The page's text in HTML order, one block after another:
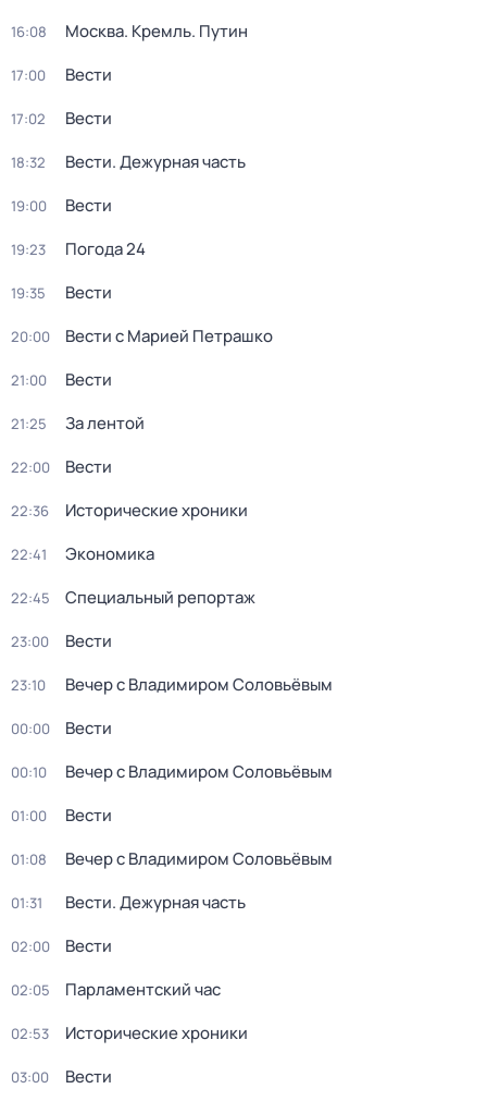
16:08 Москва. Кремль. Путин
17:00 Вести
17:02 Вести
18:32 Вести. Дежурная часть
19:00 Вести
19:23 Погода 24
19:35 Вести
20:00 Вести с Марией Петрашко
21:00 Вести
21:25 За лентой
22:00 Вести
22:36 Исторические хроники
22:41 Экономика
22:45 Специальный репортаж
23:00 Вести
23:10 Вечер с Владимиром Соловьёвым
00:00 Вести
00:10 Вечер с Владимиром Соловьёвым
01:00 Вести
01:08 Вечер с Владимиром Соловьёвым
01:31 Вести. Дежурная часть
02:00 Вести
02:05 Парламентский час
02:53 Исторические хроники
03:00 Вести